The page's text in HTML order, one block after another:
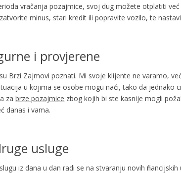
vračanja pozajmice, svoj dug možete otplatiti
minus, stari kredit ili popravite vozilo, te
i provjerene
Brzi Zajmovi poznati. Mi svoje klijente ne varamo,
u kojima se osobe mogu naći, tako da jednako
zabrze pozajmice zbog kojih bi ste kasnije mogli
danas i vama.
usluge
iz dana u dan radi se na stvaranju novih